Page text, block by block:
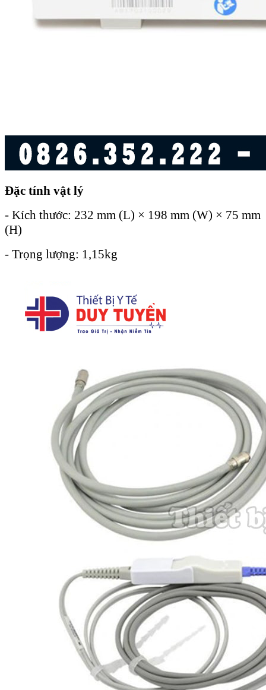
Đặc tính vật lý
- Kích thước: 232 mm (L) × 198 mm (W) × 75 mm
(H)
- Trọng lượng: 1,15kg